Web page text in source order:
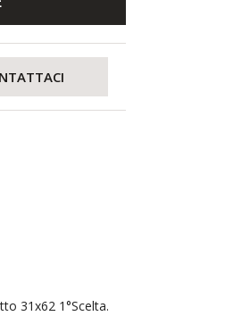
31x62 1°Scelta.